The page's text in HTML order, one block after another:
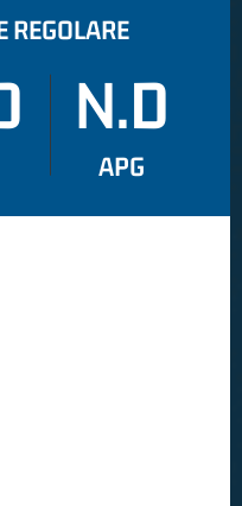
REGOLARE
N.D
APG